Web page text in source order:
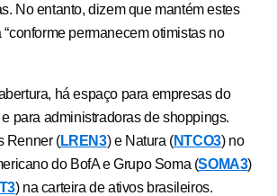
No entanto, dizem que mantém estes
permanecem otimistas no
há espaço para empresas do
para administradoras de shoppings.
Renner (LREN3) e Natura (NTCO3) no
do BofA e Grupo Soma (SOMA3)
) na carteira de ativos brasileiros.